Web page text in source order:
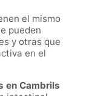
el mismo
pueden
y otras que
en el
en Cambrils